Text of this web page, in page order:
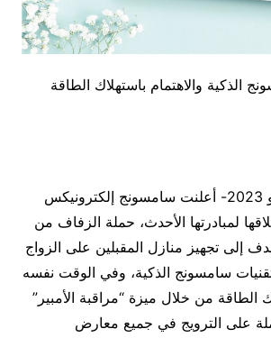
الذكية والاهتمام باستهلاك الطاقة
بغداد، العراق – مايو 2023- أعلنت سامسونج إلكترونيكس
لمبادرتها الأحدث، حملة الزفاف من
إلى تجهيز منازل المقبلين على الزواج
سامسونج الذكية، وفي الوقت نفسه
الطاقة من خلال ميزة “مراقبة الأمبير”
على الترويج في جميع معارض